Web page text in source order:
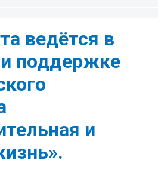
ведётся в
поддержке
и